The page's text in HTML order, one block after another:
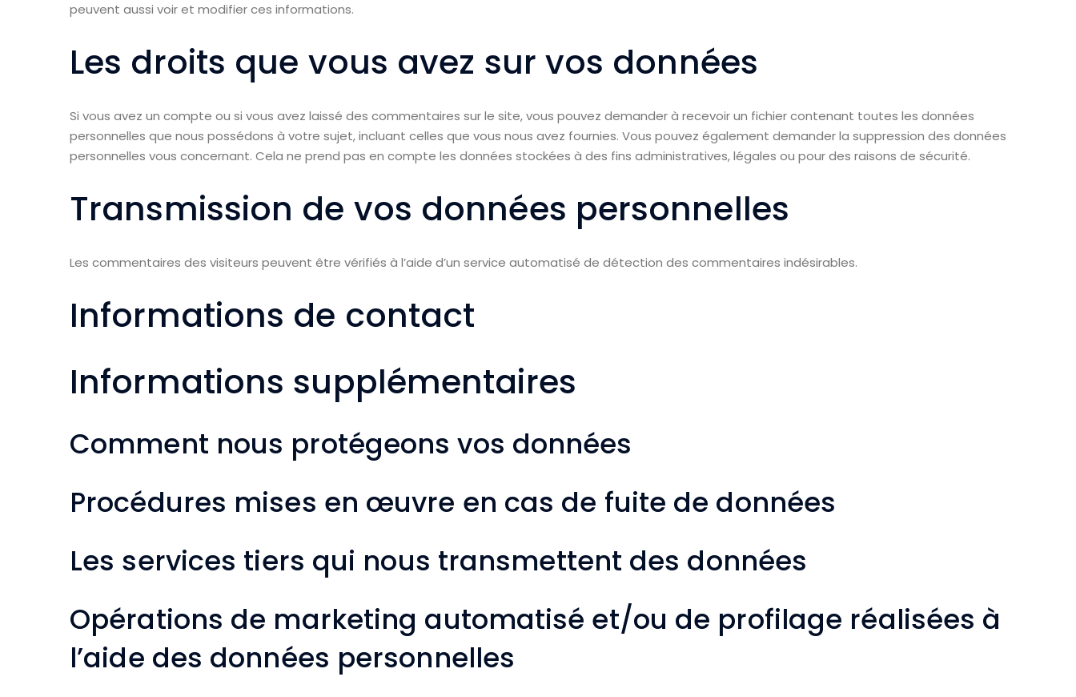
peuvent aussi voir et modifier ces informations.
Les droits que vous avez sur vos données
Si vous avez un compte ou si vous avez laissé des commentaires sur le site, vous pouvez demander à recevoir un fichier contenant toutes les données
personnelles que nous possédons à votre sujet, incluant celles que vous nous avez fournies. Vous pouvez également demander la suppression des données
personnelles vous concernant. Cela ne prend pas en compte les données stockées à des fins administratives, légales ou pour des raisons de sécurité.
Transmission de vos données personnelles
Les commentaires des visiteurs peuvent être vérifiés à l’aide d’un service automatisé de détection des commentaires indésirables.
Informations de contact
Informations supplémentaires
Comment nous protégeons vos données
Procédures mises en œuvre en cas de fuite de données
Les services tiers qui nous transmettent des données
Opérations de marketing automatisé et/ou de profilage réalisées à
l’aide des données personnelles